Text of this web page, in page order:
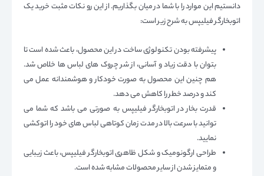
دانستیم این موارد را با شما در میان بگذاریم. از این رو نکات مثبت خرید یک
اتوبخارگر فیلیپس به شرح زیر است:
پیشرفته بودن تکنولوژی ساخت در این محصول، باعث شده است تا
بتوان با دقت زیاد و آسانی، از شر چروک های لباس ها خلاص شد.
هم چنین این محصول به صورت خودکار و هوشمندانه عمل می
کند و درصد خطر را کاهش می دهد.
قدرت بخار در اتوبخارگر فیلیپس به صورتی می باشد که شما می
توانید با سرعت بالا در مدت زمان کوتاهی لباس های خود را اتوکشی
نمایید.
طراحی ارگونومیک و شکل ظاهری اتوبخارگر فیلیپس، باعث زیبایی
و متمایز شدن از سایر محصولات مشابه شده است.